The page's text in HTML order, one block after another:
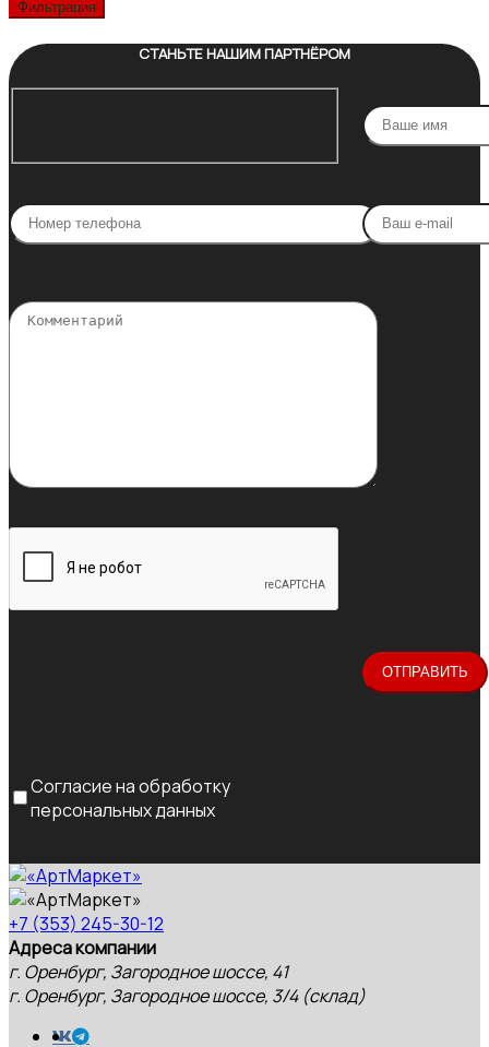
Фильтрация
СТАНЬТЕ НАШИМ ПАРТНЁРОМ
Согласие на обработку
персональных данных
+7 (353) 245-30-12
Адреса компании
г. Оренбург, Загородное шоссе, 41
г. Оренбург, Загородное шоссе, 3/4 (склад)